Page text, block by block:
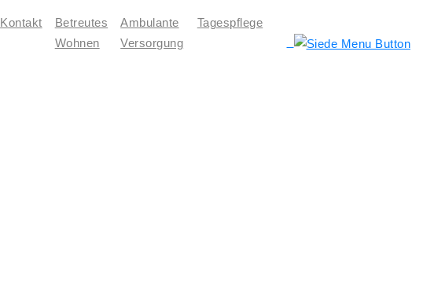
Kontakt
Betreutes
Wohnen
Ambulante
Versorgung
Tagespflege